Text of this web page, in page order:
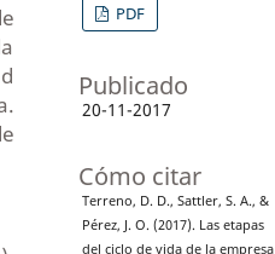
PDF
Publicado
20-11-2017
Cómo citar
Terreno, D. D., Sattler, S. A., &
Pérez, J. O. (2017). Las etapas
del ciclo de vida de la empresa